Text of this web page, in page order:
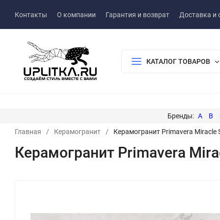
Контакты О компании Гарантия и возврат Доставка и
КАТАЛОГ ТОВАРОВ
A B
Главная
/ Керамогранит / Керамогранит Primavera Miracle
Керамогранит Primavera